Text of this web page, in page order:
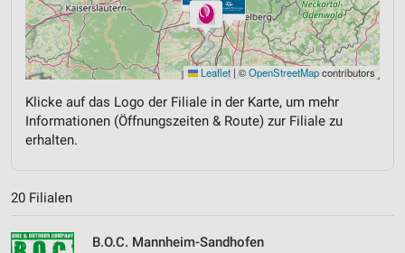
Leaflet | ©OpenStreetMapcontributors
Klicke auf das Logo der Filiale in der Karte, um mehr
Informationen (Öffnungszeiten & Route) zur Filiale zu
erhalten.
20 Filialen
B.O.C. Mannheim-Sandhofen